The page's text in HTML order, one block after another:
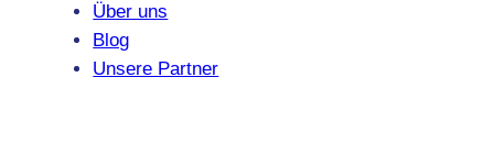
Über uns
Blog
Unsere Partner